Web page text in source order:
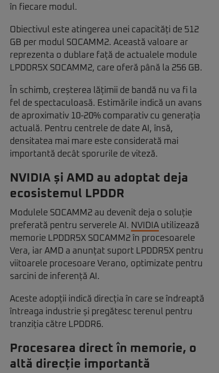
în fiecare modul.
Obiectivul este atingerea unei capacități de 512
GB per modul SOCAMM2. Această valoare ar
reprezenta o dublare față de actualele module
LPDDR5X SOCAMM2, care oferă până la 256 GB.
În schimb, creșterea lățimii de bandă nu va fi la
fel de spectaculoasă. Estimările indică un avans
de aproximativ 10-20% comparativ cu generația
actuală. Pentru centrele de date AI, însă,
densitatea mai mare este considerată mai
importantă decât sporurile de viteză.
NVIDIA și AMD au adoptat deja
ecosistemul LPDDR
Modulele SOCAMM2 au devenit deja o soluție
preferată pentru serverele AI. NVIDIA utilizează
memorie LPDDR5X SOCAMM2 în procesoarele
Vera, iar AMD a anunțat suport LPDDR5X pentru
viitoarele procesoare Verano, optimizate pentru
sarcini de inferență AI.
Aceste adopții indică direcția în care se îndreaptă
întreaga industrie și pregătesc terenul pentru
tranziția către LPDDR6.
Procesarea direct în memorie, o
altă direcție importantă